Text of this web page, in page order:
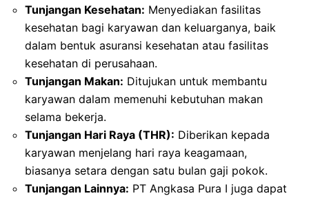
Tunjangan Kesehatan: Menyediakan fasilitas
kesehatan bagi karyawan dan keluarganya, baik
dalam bentuk asuransi kesehatan atau fasilitas
kesehatan di perusahaan.
Tunjangan Makan: Ditujukan untuk membantu
karyawan dalam memenuhi kebutuhan makan
selama bekerja.
Tunjangan Hari Raya (THR): Diberikan kepada
karyawan menjelang hari raya keagamaan,
biasanya setara dengan satu bulan gaji pokok.
Tunjangan Lainnya: PT Angkasa Pura I juga dapat